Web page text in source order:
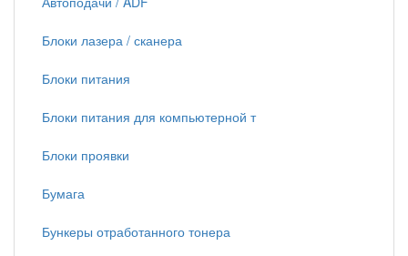
Блоки лазера / сканера
Блоки питания
Блоки питания для компьютерной т
Блоки проявки
Бумага
Бункеры отработанного тонера